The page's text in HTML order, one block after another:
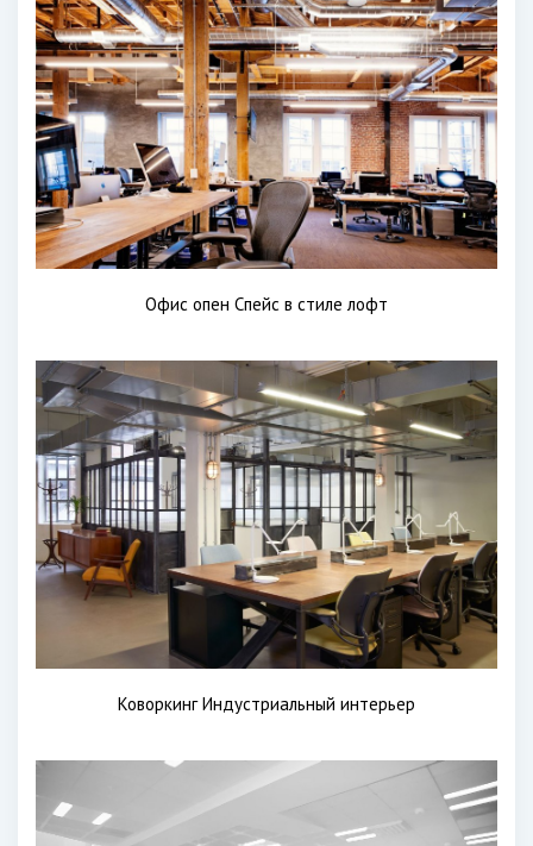
Офис опен Спейс в стиле лофт
Коворкинг Индустриальный интерьер